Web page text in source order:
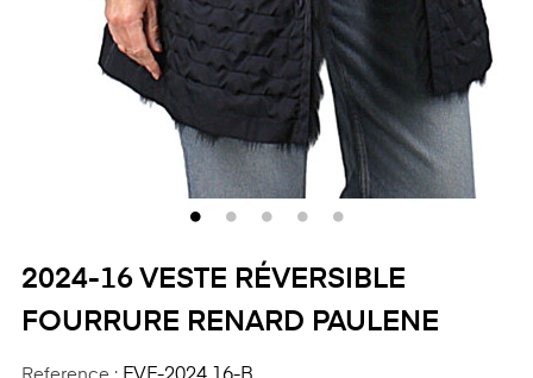
2024-16 VESTE RÉVERSIBLE
FOURRURE RENARD PAULENE